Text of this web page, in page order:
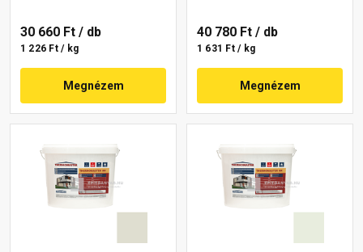
30 660 Ft / db
1 226 Ft / kg
Megnézem
40 780 Ft / db
1 631 Ft / kg
Megnézem